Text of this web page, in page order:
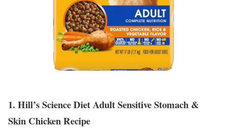
1. Hill’s Science Diet Adult Sensitive Stomach &
Skin Chicken Recipe